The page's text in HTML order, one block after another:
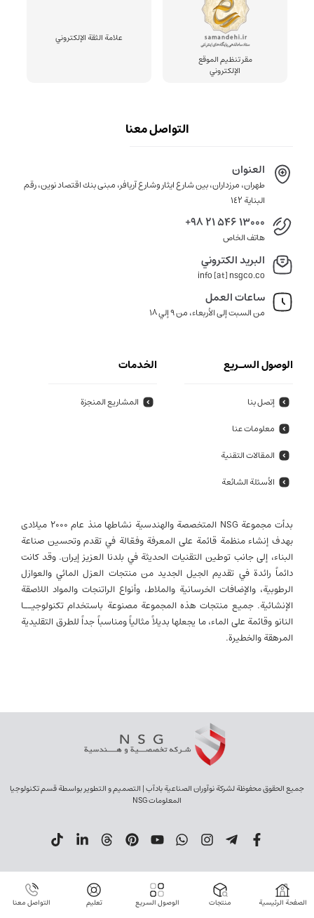
مقر تنظيم الموقع
الإلكتروني
علامة الثقة الإلكتروني
التواصل معنا
العنوان
طهران، مرزداران، بين شارع ايثار وشارع آريافر، مبنى بنك اقتصاد نوين، رقم
البناية ١٤٢
+98 21 546 13000
هاتف الخاص
البريد الكتروني
info [at] nsgco.co
ساعات العمل
من السبت إلى الأربعاء، من 9 إلي 18
الوصول السـريع
إتصل بنا
معلومات عنا
المقالات التقنية
الأسئلة الشائعة
الخدمات
المشاريع المنجزة
بدأت مجموعة NSG المتخصصة والهندسية نشاطها منذ عام 2000 میلادی
بهدف إنشاء منظمة قائمة على المعرفة وفعّالة في تقدم وتحسين صناعة
البناء، إلى جانب توطين التقنيات الحديثة في بلدنا العزيز إيران. وقد كانت
دائماً رائدة في تقديم الجيل الجديد من منتجات العزل المائي والعوازل
الرطوبية، والإضافات الخرسانية والملاط، وأنواع الراتنجات والمواد اللاصقة
الإنشائية. جميع منتجات هذه المجموعة مصنوعة باستخدام تكنولوجيــا
النانو وقائمة على الماء، ما يجعلها بديلاً مثالياً ومناسباً جداً للطرق التقليدية
المرهقة والخطيرة.
جميع الحقوق محفوظة لشركة نوآوران الصناعية بادآب | التصميم و التطوير بواسطة قسم تكنولوجيا
المعلومات NSG
الصفحة الرئيسية منتجات الوصول السريع تعليم التواصل معنا